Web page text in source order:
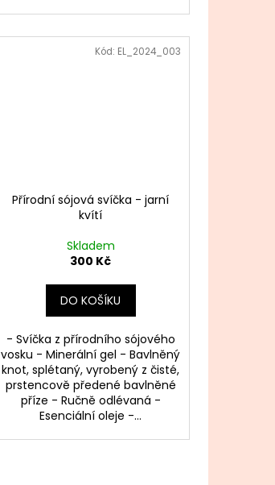
Přírodní sójová svíčka - jarní
kvítí
Skladem
300 Kč
DO KOŠÍKU
- Svíčka z přírodního sójového
vosku - Minerální gel - Bavlněný
knot, splétaný, vyrobený z čisté,
prstencově předené bavlněné
příze - Ručně odlévaná -
Esenciální oleje -...
Kód: EL_2024_003